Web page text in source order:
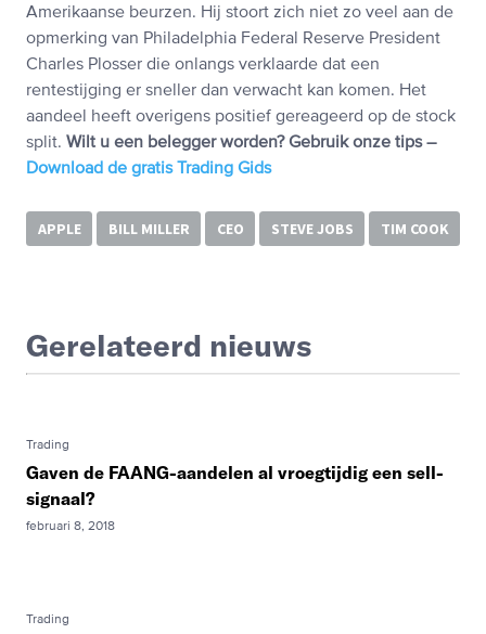
Amerikaanse beurzen. Hij stoort zich niet zo veel aan de
opmerking van Philadelphia Federal Reserve President
Charles Plosser die onlangs verklaarde dat een
rentestijging er sneller dan verwacht kan komen. Het
aandeel heeft overigens positief gereageerd op de stock
split. Wilt u een belegger worden? Gebruik onze tips –
Download de gratis Trading Gids
APPLE BILL MILLER CEO STEVE JOBS TIM COOK
Gerelateerd nieuws
Trading
Gaven de FAANG-aandelen al vroegtijdig een sell-
signaal?
februari 8, 2018
Trading